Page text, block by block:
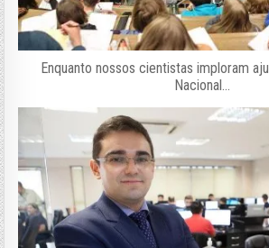
Enquanto nossos cientistas imploram
Nacional…